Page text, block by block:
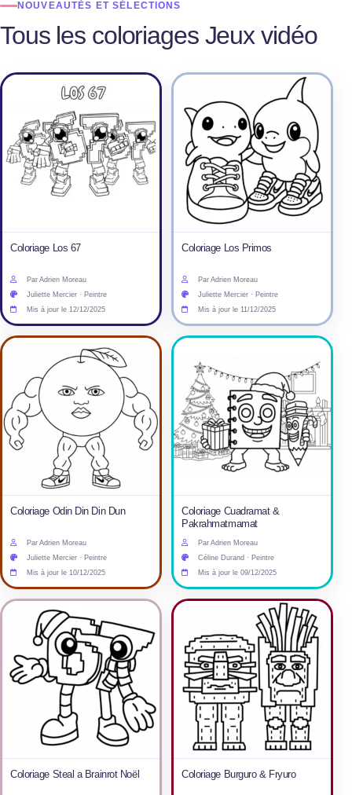
NOUVEAUTÉS ET SÉLECTIONS
Tous les coloriages Jeux vidéo
Coloriage Los 67
Par Adrien Moreau
Juliette Mercier · Peintre
Mis à jour le 12/12/2025
Coloriage Los Primos
Par Adrien Moreau
Juliette Mercier · Peintre
Mis à jour le 11/12/2025
Coloriage Odin Din Din Dun
Par Adrien Moreau
Juliette Mercier · Peintre
Mis à jour le 10/12/2025
Coloriage Cuadramat &
Pakrahmatmamat
Par Adrien Moreau
Céline Durand · Peintre
Mis à jour le 09/12/2025
Coloriage Steal a Brainrot Noël Coloriage Burguro & Fryuro